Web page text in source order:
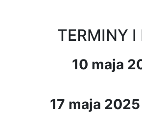
TERMINY
10 maja
17 maja